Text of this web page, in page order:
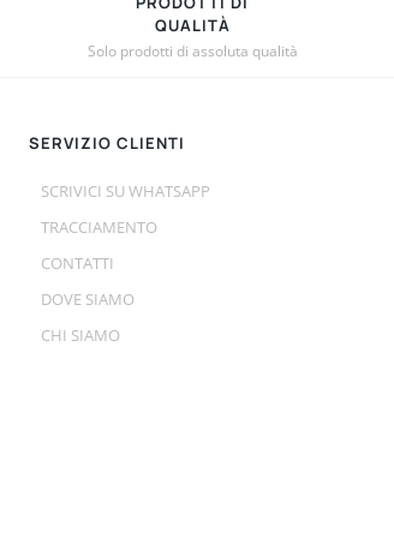
QUALITÀ
Solo prodotti di assoluta qualità
SERVIZIO CLIENTI
SCRIVICI SU WHATSAPP
TRACCIAMENTO
CONTATTI
DOVE SIAMO
CHI SIAMO